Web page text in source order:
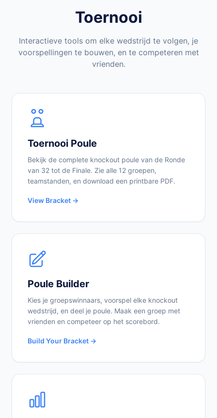
Toernooi
Interactieve tools om elke wedstrijd te volgen, je
voorspellingen te bouwen, en te competeren met
vrienden.
Toernooi Poule
Bekijk de complete knockout poule van de Ronde
van 32 tot de Finale. Zie alle 12 groepen,
teamstanden, en download een printbare PDF.
View Bracket →
Poule Builder
Kies je groepswinnaars, voorspel elke knockout
wedstrijd, en deel je poule. Maak een groep met
vrienden en competeer op het scorebord.
Build Your Bracket →